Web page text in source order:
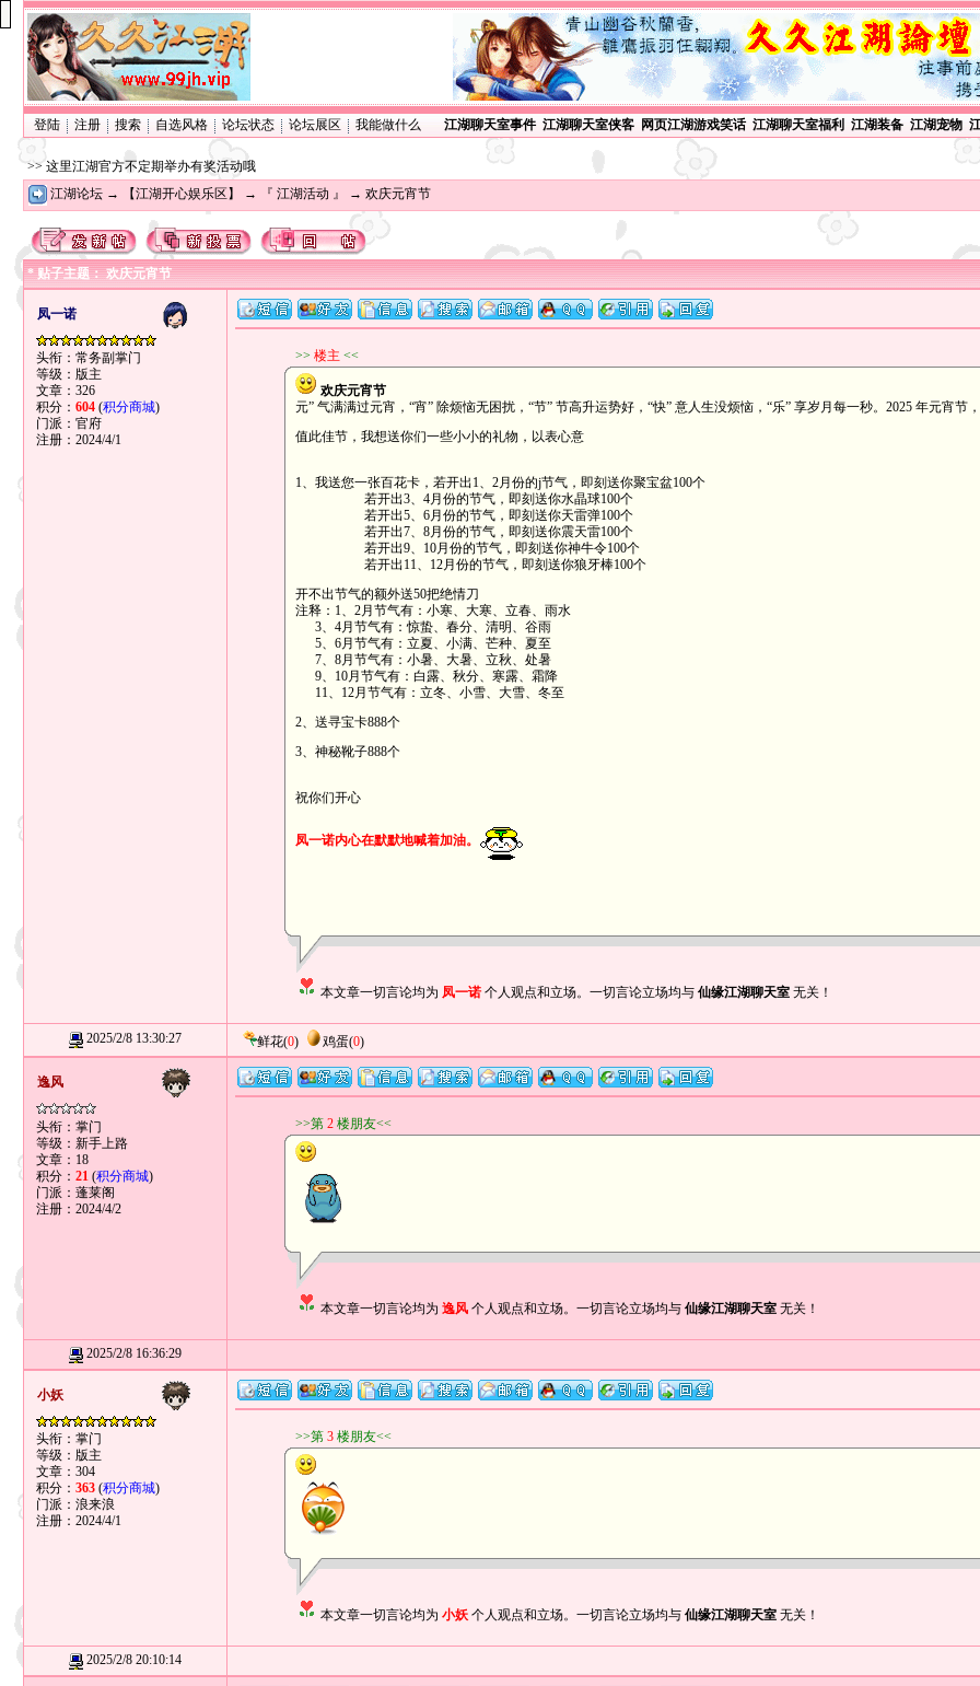
登陆 注册 搜索 自选风格 论坛状态 论坛展区 我能做什么 江湖聊天室事件 江湖聊天室侠客 网页江湖游戏笑话 江湖聊天室福利 江湖装备 江湖宠物
>> 这里江湖官方不定期举办有奖活动哦
江湖论坛→ 【江湖开心娱乐区】 → 『 江湖活动 』 → 欢庆元宵节
* 贴子主题： 欢庆元宵节
凤一诺
头衔：常务副掌门
等级：版主
文章：326
积分： 604(积分商城)
门派：官府
注册：2024/4/1
>> 楼主 <<
欢庆元宵节
元” 气满满过元宵，“宵” 除烦恼无困扰，“节” 节高升运势好，“快” 意人生没烦恼，“乐” 享岁月每一秒。2025 年元宵节
值此佳节，我想送你们一些小小的礼物，以表心意
1、我送您一张百花卡，若开出1、2月份的j节气，即刻送你聚宝盆100个
若开出3、4月份的节气，即刻送你水晶球100个
若开出5、6月份的节气，即刻送你天雷弹100个
若开出7、8月份的节气，即刻送你震天雷100个
若开出9、10月份的节气，即刻送你神牛令100个
若开出11、12月份的节气，即刻送你狼牙棒100个
开不出节气的额外送50把绝情刀
注释：1、2月节气有：小寒、大寒、立春、雨水
3、4月节气有：惊蛰、春分、清明、谷雨
5、6月节气有：立夏、小满、芒种、夏至
7、8月节气有：小暑、大暑、立秋、处暑
9、10月节气有：白露、秋分、寒露、霜降
11、12月节气有：立冬、小雪、大雪、冬至
2、送寻宝卡888个
3、神秘靴子888个
祝你们开心
凤一诺内心在默默地喊着加油。
本文章一切言论均为 凤一诺个人观点和立场。一切言论立场均与 仙缘江湖聊天室无关！
2025/2/8 13:30:27 鲜花(0) 鸡蛋(0)
逸风
头衔：掌门
等级：新手上路
文章：18
积分： 21(积分商城)
门派：蓬莱阁
注册：2024/4/2
>>第 2楼朋友<<
本文章一切言论均为 逸风个人观点和立场。一切言论立场均与 仙缘江湖聊天室无关！
2025/2/8 16:36:29
小妖
头衔：掌门
等级：版主
文章：304
积分： 363(积分商城)
门派：浪来浪
注册：2024/4/1
>>第 3楼朋友<<
本文章一切言论均为 小妖个人观点和立场。一切言论立场均与 仙缘江湖聊天室无关！
2025/2/8 20:10:14